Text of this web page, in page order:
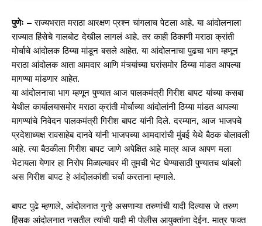
पुणेः –राज्यभरात मराठा आरक्षण प्रश्न चांगलाच पेटला आहे. या आंदोलनाला
राज्यात हिंसेचे गालबोट देखील लागलं आहे. तर काही ठिकाणी मराठा क्रांती
मोर्चाचे आंदोलक ठिय्या मांडून बसले आहेत. या आंदोलनाचा पुढचा भाग म्हणून
मराठा आंदोलक आता आमदार आणि मंत्र्यांच्या घरांसमोर ठिय्या मांडत आपल्या
मागण्या मांडणार आहेत.
या आंदोलनाचा भाग म्हणून पुण्यात आज पालकमंत्री गिरीश बापट यांच्या कसबा
येथील कार्यालयासमोर मराठा क्रांती मोर्चाच्या आंदोलांनी ठिय्या मांडत आपल्या
मागण्यांचे निवेदन पालकमंत्री गिरीश बापट यांनी दिले. दरम्यान, आज भाजपचे
प्रदेशाध्यक्ष रावसाहेब दानवे यांनी भाजपच्या आमदारांची मुंबई येथे बैठक बोलावली
आहे. त्या बैठकीला गिरीश बापट जाणे अपेक्षित आहे मात्र आज आपण मला
भेटायला येणार हा निरोप मिळाल्यावर मी तुमची भेट घेण्यासाठी पुण्यातच थांबलो
अस गिरीश बापट हे आंदोलकांशी चर्चा करताना म्हणाले.
बापट पुढे म्हणाले, आंदोलनात गुन्हे असणाऱ्या तरुणांची यादी दिल्यास जे तरुण
हिंसक आंदोलनात नसतील त्यांची यादी मी पोलीस आयुक्तांना देईन. मात्र फक्त